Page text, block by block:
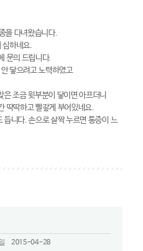
을 다녀왔습니다.
심하네요.
문의 드립니다.
닿으려고 노력하였고
조금 윗부분이 닿이면 아프더니
딱딱하고 빨갛게 부어있네요.
듭니다. 손으로 살짝 누르면 통증이 느
2015-04-28